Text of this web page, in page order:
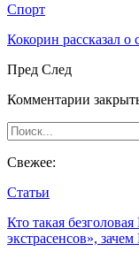
Спорт
Кокорин рассказал
Пред След
Комментарии
Свежее:
Статьи
Кто такая
экстрасенсов»,